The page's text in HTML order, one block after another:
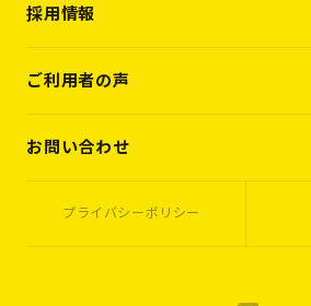
PRESS RELEASE
VOICES
CASES
採用情報
ご利用者の声
お問い合わせ
プライバシーポリシー